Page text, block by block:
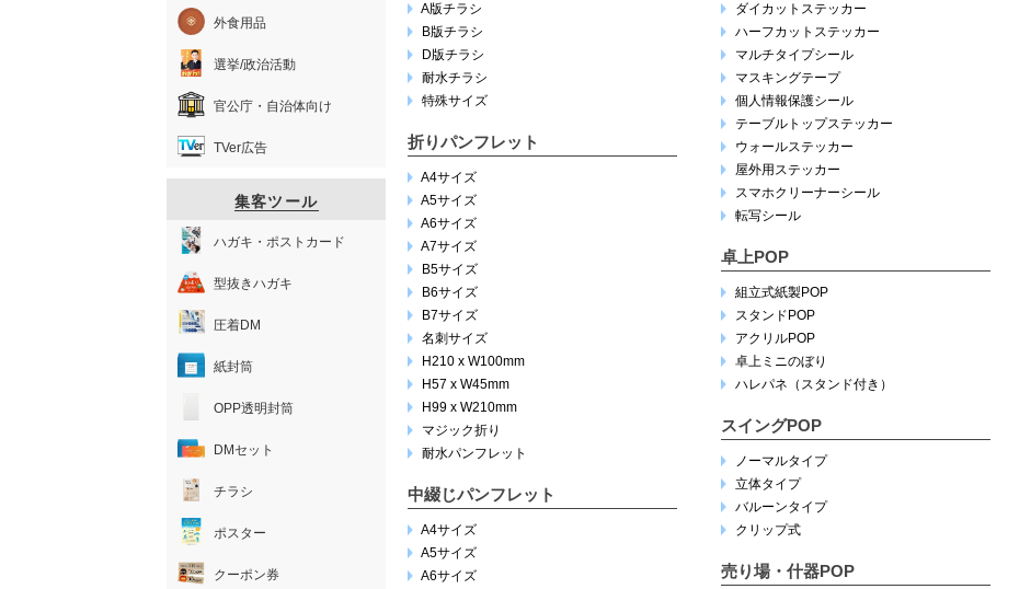
A版チラシ
B版チラシ
D版チラシ
耐水チラシ
特殊サイズ
折りパンフレット
A4サイズ
A5サイズ
A6サイズ
A7サイズ
B5サイズ
B6サイズ
B7サイズ
名刺サイズ
H210 x W100mm
H57 x W45mm
H99 x W210mm
マジック折り
耐水パンフレット
中綴じパンフレット
A4サイズ
A5サイズ
A6サイズ
ダイカットステッカー
ハーフカットステッカー
マルチタイプシール
マスキングテープ
個人情報保護シール
テーブルトップステッカー
ウォールステッカー
屋外用ステッカー
スマホクリーナーシール
転写シール
卓上POP
組立式紙製POP
スタンドPOP
アクリルPOP
卓上ミニのぼり
ハレパネ（スタンド付き）
スイングPOP
ノーマルタイプ
立体タイプ
バルーンタイプ
クリップ式
売り場・什器POP
外食用品
選挙/政治活動
官公庁・自治体向け
TVer広告
集客ツール
ハガキ・ポストカード
型抜きハガキ
圧着DM
紙封筒
OPP透明封筒
DMセット
チラシ
ポスター
クーポン券